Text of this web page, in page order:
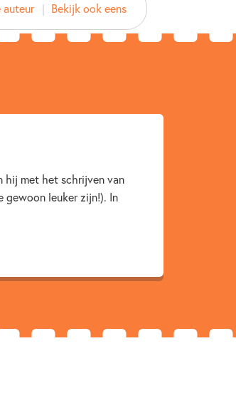
auteur Bekijk ook eens
hij met het schrijven van
gewoon leuker zijn!). In